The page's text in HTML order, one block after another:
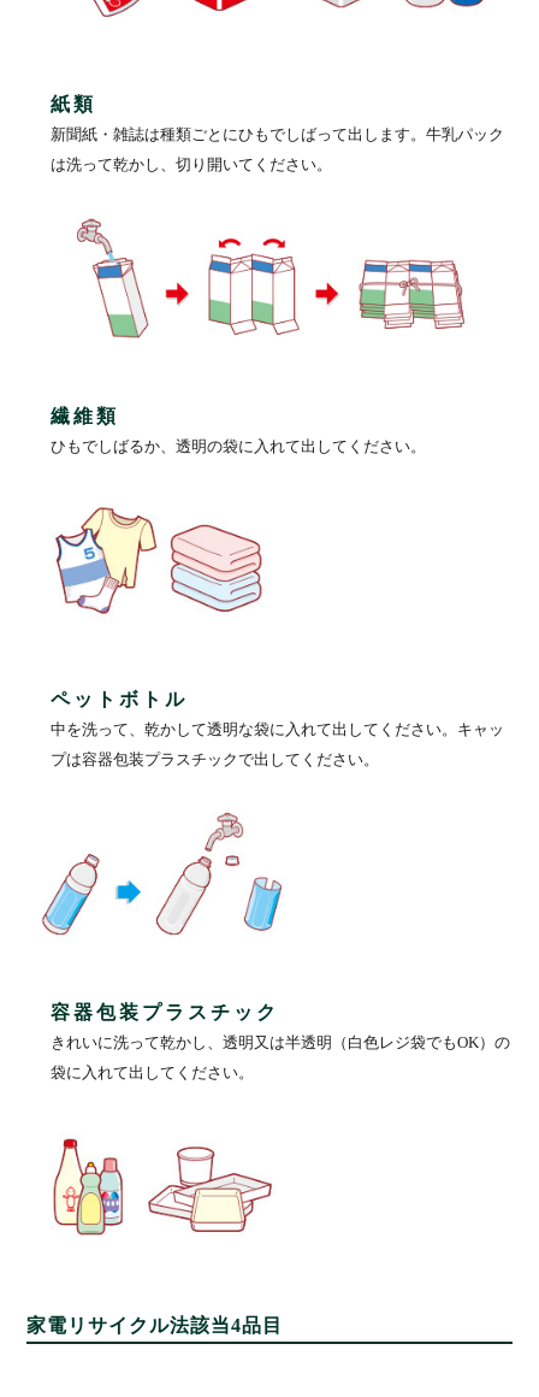
紙類
新聞紙・雑誌は種類ごとにひもでしばって出します。牛乳パック
は洗って乾かし、切り開いてください。
繊維類
ひもでしばるか、透明の袋に入れて出してください。
ペットボトル
中を洗って、乾かして透明な袋に入れて出してください。キャッ
プは容器包装プラスチックで出してください。
容器包装プラスチック
きれいに洗って乾かし、透明又は半透明（白色レジ袋でもOK）の
袋に入れて出してください。
家電リサイクル法該当4品目